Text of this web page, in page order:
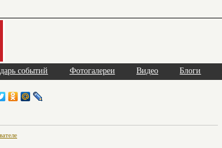
событий Фотогалереи Видео Блоги